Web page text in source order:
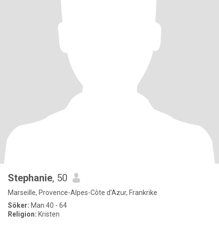
Stephanie, 50
Marseille, Provence-Alpes-Côte d'Azur, Frankrike
Söker: Man 40 - 64
Religion: Kristen